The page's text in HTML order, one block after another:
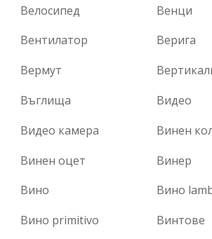
Велосипед
Венци
Вентилатор
Верига
Вермут
Въглища
Видео
Видео камера
Винен
Винен оцет
Винер
Вино
Вино
Вино primitivo
Винтове